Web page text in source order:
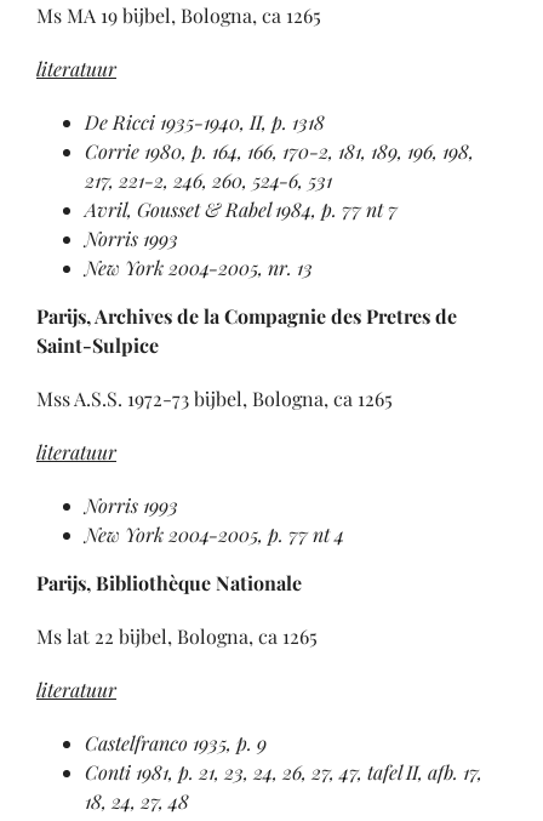
Ms MA 19 bijbel, Bologna, ca 1265
literatuur
De Ricci 1935-1940, II, p. 1318
Corrie 1980, p. 164, 166, 170-2, 181, 189, 196, 198,
217, 221-2, 246, 260, 524-6, 531
Avril, Gousset & Rabel 1984, p. 77 nt 7
Norris 1993
New York 2004-2005, nr. 13
Parijs, Archives de la Compagnie des Pretres de
Saint-Sulpice
Mss A.S.S. 1972-73 bijbel, Bologna, ca 1265
literatuur
Norris 1993
New York 2004-2005, p. 77 nt 4
Parijs, Bibliothèque Nationale
Ms lat 22 bijbel, Bologna, ca 1265
literatuur
Castelfranco 1935, p. 9
Conti 1981, p. 21, 23, 24, 26, 27, 47, tafel II, afb. 17,
18, 24, 27, 48